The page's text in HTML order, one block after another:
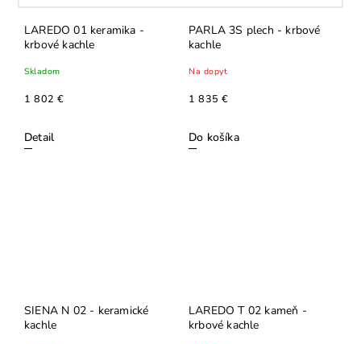
LAREDO 01 keramika -
krbové kachle
Skladom
1 802 €
Detail
PARLA 3S plech - krbové
kachle
Na dopyt
1 835 €
Do košíka
SIENA N 02 - keramické
kachle
LAREDO T 02 kameň -
krbové kachle